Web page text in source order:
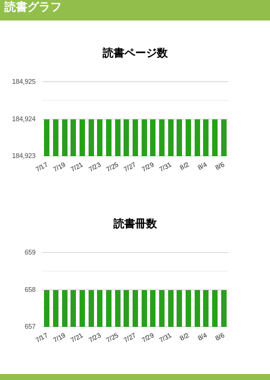
読書グラフ
読書ページ数
7/17 7/19 7/21 7/23 7/25 7/27 7/29 7/31 8/2 8/4 8/6
184,923
184,924
184,925
読書冊数
7/17 7/19 7/21 7/23 7/25 7/27 7/29 7/31 8/2 8/4 8/6
657
658
659